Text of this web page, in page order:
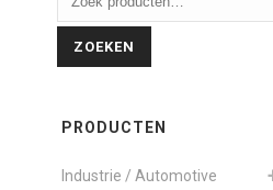
ZOEKEN
PRODUCTEN
Industrie / Automotive